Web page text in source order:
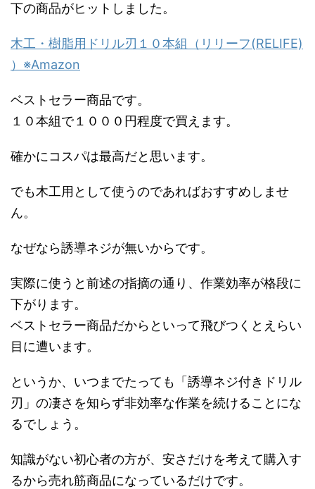
下の商品がヒットしました。
木工・樹脂用ドリル刃１０本組（リリーフ(RELIFE)
）※Amazon
ベストセラー商品です。
１０本組で１０００円程度で買えます。
確かにコスパは最高だと思います。
でも木工用として使うのであればおすすめしませ
ん。
なぜなら誘導ネジが無いからです。
実際に使うと前述の指摘の通り、作業効率が格段に
下がります。
ベストセラー商品だからといって飛びつくとえらい
目に遭います。
というか、いつまでたっても「誘導ネジ付きドリル
刃」の凄さを知らず非効率な作業を続けることにな
るでしょう。
知識がない初心者の方が、安さだけを考えて購入す
るから売れ筋商品になっているだけです。